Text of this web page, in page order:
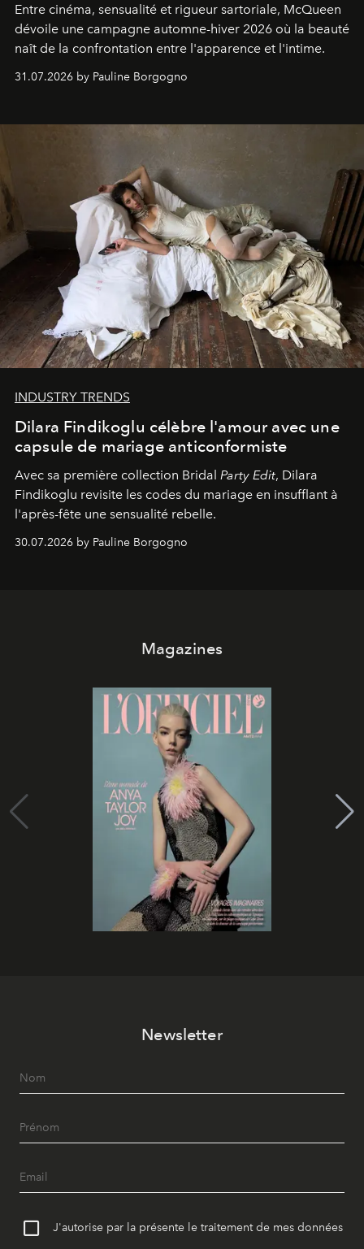
Entre cinéma, sensualité et rigueur sartoriale, McQueen
dévoile une campagne automne-hiver 2026 où la beauté
naît de la confrontation entre l'apparence et l'intime.
31.07.2026 by Pauline Borgogno
INDUSTRY TRENDS
Dilara Findikoglu célèbre l'amour avec une
capsule de mariage anticonformiste
Avec sa première collection Bridal Party Edit, Dilara
Findikoglu revisite les codes du mariage en insufflant à
l'après-fête une sensualité rebelle.
30.07.2026 by Pauline Borgogno
Magazines
Newsletter
J'autorise par la présente le traitement de mes données